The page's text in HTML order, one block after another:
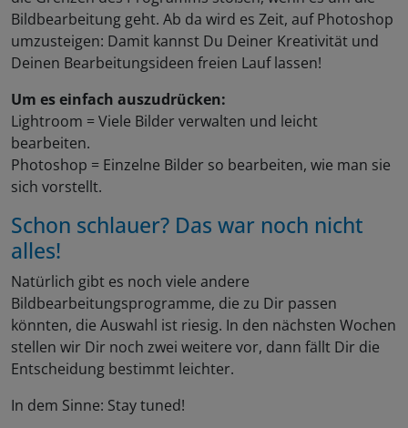
Bildbearbeitung geht. Ab da wird es Zeit, auf Photoshop
umzusteigen: Damit kannst Du Deiner Kreativität und
Deinen Bearbeitungsideen freien Lauf lassen!
Um es einfach auszudrücken:
Lightroom = Viele Bilder verwalten und leicht
bearbeiten.
Photoshop = Einzelne Bilder so bearbeiten, wie man sie
sich vorstellt.
Schon schlauer? Das war noch nicht
alles!
Natürlich gibt es noch viele andere
Bildbearbeitungsprogramme, die zu Dir passen
könnten, die Auswahl ist riesig. In den nächsten Wochen
stellen wir Dir noch zwei weitere vor, dann fällt Dir die
Entscheidung bestimmt leichter.
In dem Sinne: Stay tuned!